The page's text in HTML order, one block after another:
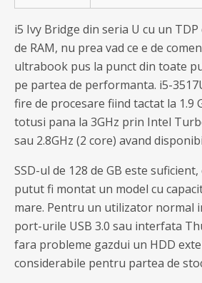
i5 Ivy Bridge din seria U cu un TDP
de RAM, nu prea vad ce e de
ultrabook pus la punct din toate
pe partea de performanta. i5-
fire de procesare fiind tactat la 1.9
totusi pana la 3GHz prin Intel
sau 2.8GHz (2 core) avand
SSD-ul de 128 de GB este
putut fi montat un model cu
mare. Pentru un utilizator normal
port-urile USB 3.0 sau interfata
fara probleme gazdui un HDD
considerabile pentru partea de